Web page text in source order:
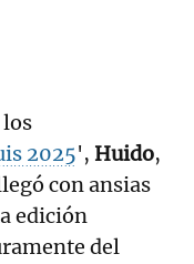
2025', Huido,
con ansias
edición
del